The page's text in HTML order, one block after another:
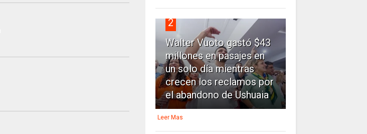
2
Walter Vuoto gastó $43
millones en pasajes en
un solo día mientras
crecen los reclamos por
el abandono de Ushuaia
Leer Mas